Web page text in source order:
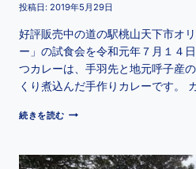
投稿日: 2019年5月29日
好評販売中の道の駅桃山天下市オ
ー」の試食会を令和元年７月１４
つカレーは、手羽先と地元呼子産
くり煮込んだ手作りカレーです。
続きを読む